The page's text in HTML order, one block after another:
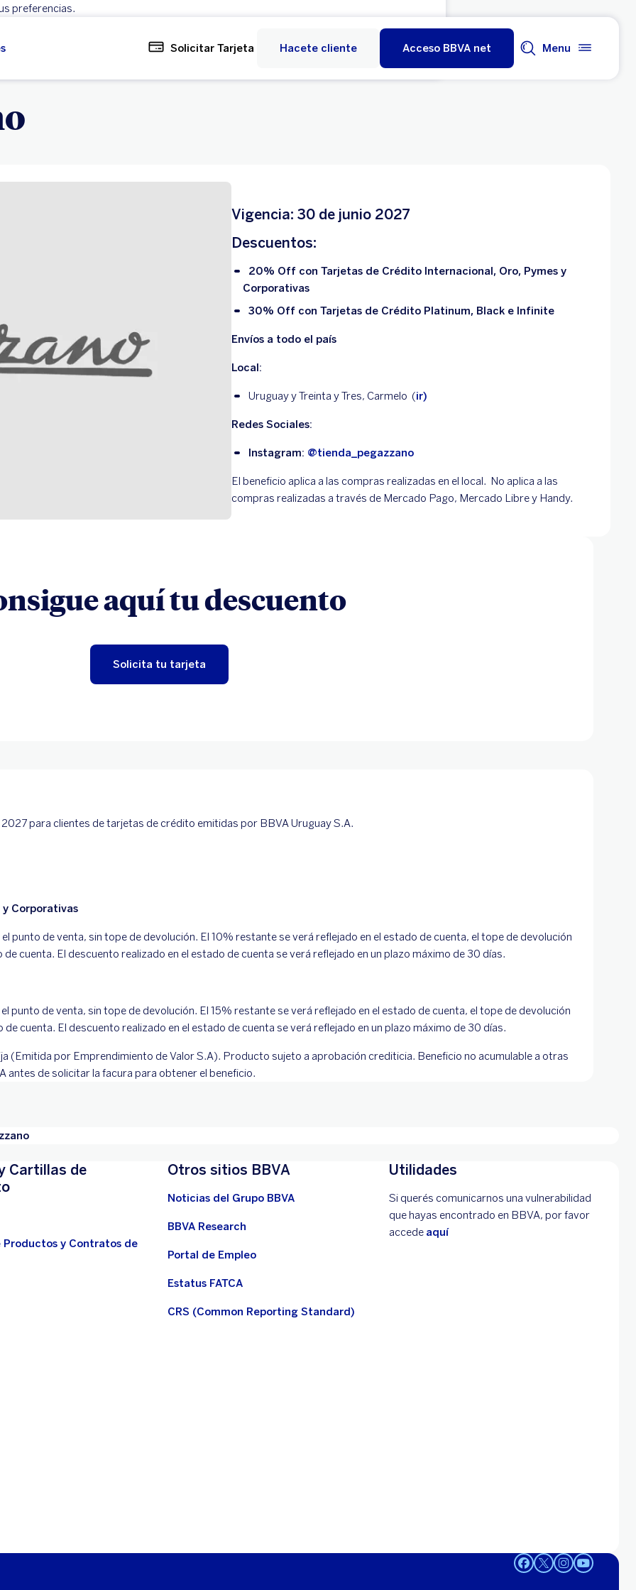
preferencias.
Configurar Solicitar Tarjeta Hacete cliente Acceso BBVA net Menu
Vigencia: 30 de junio 2027
Descuentos:
20% Off con Tarjetas de Crédito Internacional, Oro, Pymes y
Corporativas
30% Off con Tarjetas de Crédito Platinum, Black e Infinite
Envíos a todo el país
Local:
Uruguay y Treinta y Tres, Carmelo (ir)
Redes Sociales:
Instagram: @tienda_pegazzano
El beneficio aplica a las compras realizadas en el local. No aplica a las
compras realizadas a través de Mercado Pago, Mercado Libre y Handy.
aquí tu descuento
Solicita tu tarjeta
para clientes de tarjetas de crédito emitidas por BBVA Uruguay S.A.
Corporativas
punto de venta, sin tope de devolución. El 10% restante se verá reflejado en el estado de cuenta, el tope de devolución
cuenta. El descuento realizado en el estado de cuenta se verá reflejado en un plazo máximo de 30 días.
punto de venta, sin tope de devolución. El 15% restante se verá reflejado en el estado de cuenta, el tope de devolución
cuenta. El descuento realizado en el estado de cuenta se verá reflejado en un plazo máximo de 30 días.
(Emitida por Emprendimiento de Valor S.A). Producto sujeto a aprobación crediticia. Beneficio no acumulable a otras
de solicitar la facura para obtener el beneficio.
Cartillas de
y Contratos de
Otros sitios BBVA
Noticias del Grupo BBVA
BBVA Research
Portal de Empleo
Estatus FATCA
CRS (Common Reporting Standard)
Utilidades
Si querés comunicarnos una vulnerabilidad
que hayas encontrado en BBVA, por favor
accede aquí